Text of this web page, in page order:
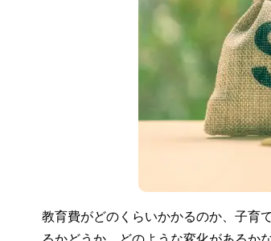
教育費がどのくらいかかるのか、子育